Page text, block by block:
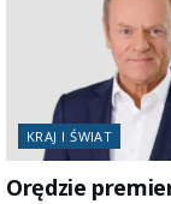
KRAJ I ŚWIAT
Orędzie